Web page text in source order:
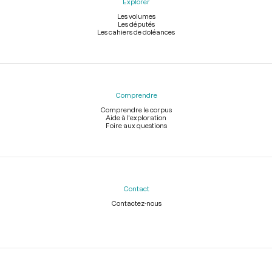
Les volumes
Les députés
Les cahiers de doléances
Comprendre
Comprendre le corpus
Aide à l'exploration
Foire aux questions
Contact
Contactez-nous
Légal